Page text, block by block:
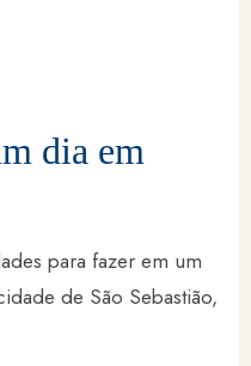
dia em
para fazer em um
de São Sebastião,